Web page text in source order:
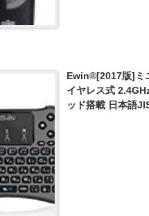
Ewin®[2017版]ミ
イヤレス式
ッド搭載 日本語